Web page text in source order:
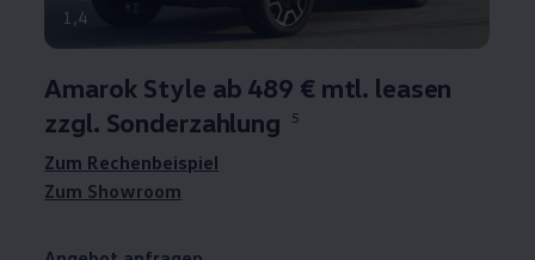
1 ,4
Amarok Style ab 489 € mtl. leasen
zzgl. Sonderzahlung
5
Zum Rechenbeispiel
Zum Showroom